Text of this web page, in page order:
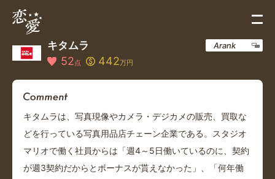
キタムラ
52点 442万円
Arank
キタムラは、写真現像やカメラ・デジカメの販売、買取な
どを行っている写真用品店チェーン企業である。スタジオ
マリオで働く社員からは「週4～5日働いているのに、契約
が週3契約だからとボーナスが貰えなかった」、「何年働